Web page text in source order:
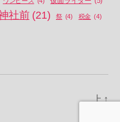
社前 (21) 祭 (4) 税金 (4)
上↑